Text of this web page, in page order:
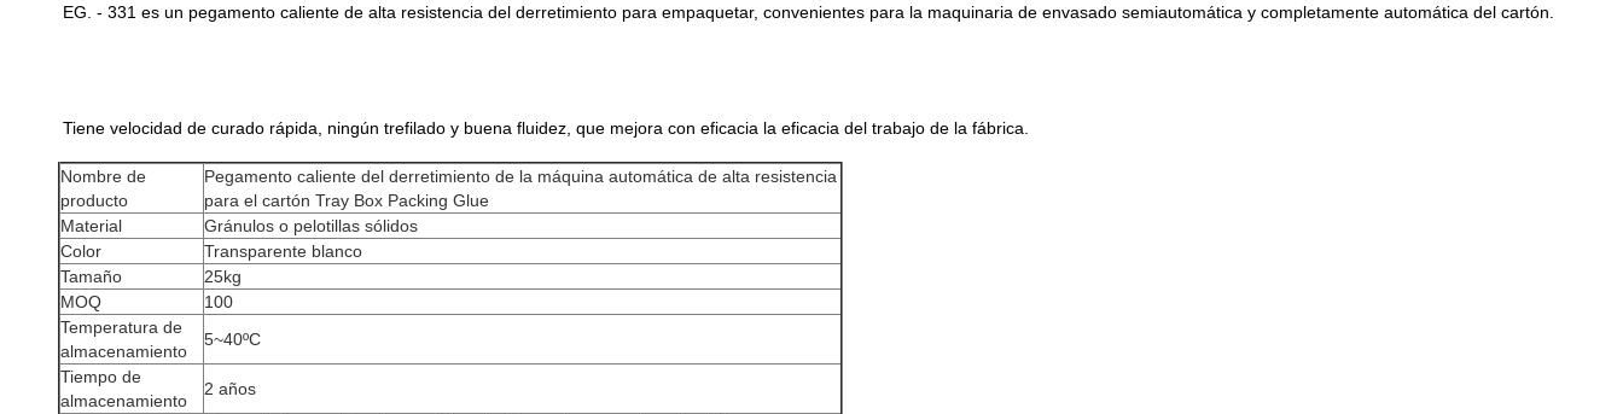
EG. - 331 es un pegamento caliente de alta resistencia del derretimiento para empaquetar, convenientes para la maquinaria de envasado semiautomática y completamente automática del cartón.
Tiene velocidad de curado rápida, ningún trefilado y buena fluidez, que mejora con eficacia la eficacia del trabajo de la fábrica.
Nombre de
producto
Pegamento caliente del derretimiento de la máquina automática de alta resistencia
para el cartón Tray Box Packing Glue
Material
Gránulos o pelotillas sólidos
Color
Transparente blanco
Tamaño
25kg
MOQ
100
Temperatura de
almacenamiento
5~40ºC
Tiempo de
almacenamiento
2 años